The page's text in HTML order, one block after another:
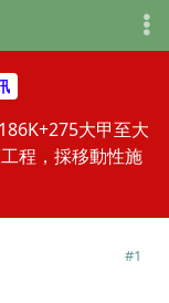
大甲至大
程，採移動性施
#1